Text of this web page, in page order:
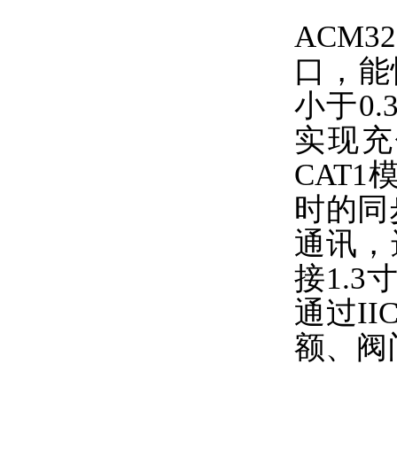
口，
小于
实现
CAT1
时的
通讯
接1.3
通过
额、阀